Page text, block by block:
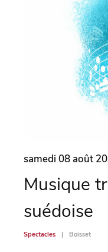
samedi 08 août
Musique
suédoise
Spectacles Boisset